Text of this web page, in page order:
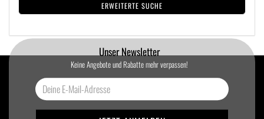
ERWEITERTE SUCHE
Unser Newsletter
Keine Angebote und Rabatte mehr verpassen!